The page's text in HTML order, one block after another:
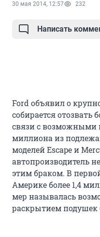
30 мая 2014, 12:57 232
Написать
Ford объявил о
собирается отозвать
связи с возможными
миллиона из
моделей Escape и
автопроизводитель
этим браком. В
Америке более 1,4
мер называлась
раскрытием подушек